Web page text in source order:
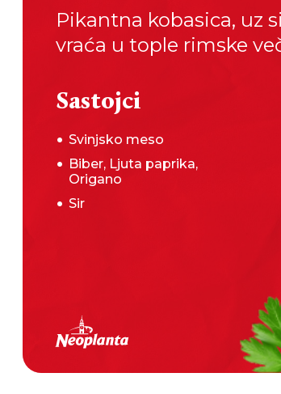
Pikantna kobasica, uz
vraća u tople rimske
Sastojci
Svinjsko meso
Biber, Ljuta paprika,
Origano
Sir